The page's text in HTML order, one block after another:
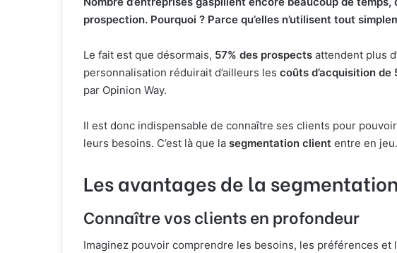
prospection. Pourquoi ? Parce qu’elles n’utilisent tout
Le fait est que désormais, 57% des prospects attendent plus
personnalisation réduirait d’ailleurs les coûts d’acquisition de
par Opinion Way.
Il est donc indispensable de connaître ses clients pour
leurs besoins. C’est là que la segmentation client entre en jeu.
Les avantages de la
Connaître vos clients en profondeur
Imaginez pouvoir comprendre les besoins, les préférences